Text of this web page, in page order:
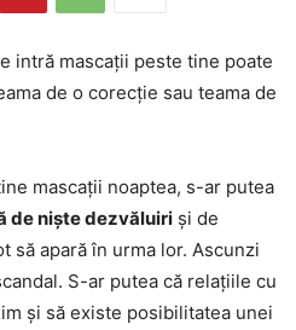
intră mascații peste tine poate
de o corecție sau teama de
mascații noaptea, s-ar putea
de niște dezvăluiri și de
să apară în urma lor. Ascunzi
S-ar putea că relațiile cu
și să existe posibilitatea unei